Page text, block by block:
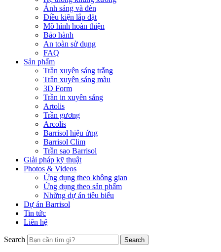
Ánh sáng và đèn
Điều kiện lắp đặt
Mô hình hoàn thiện
Bảo hành
An toàn sử dụng
FAQ
Sản phẩm
Trần xuyên sáng trắng
Trần xuyên sáng màu
3D Form
Trần in xuyên sáng
Artolis
Trần gương
Arcolis
Barrisol hiệu ứng
Barrisol Clim
Trần sao Barrisol
Giải pháp kỹ thuật
Photos & Videos
Ứng dụng theo không gian
Ứng dụng theo sản phẩm
Những dự án tiêu biểu
Dự án Barrisol
Tin tức
Liên hệ
Search